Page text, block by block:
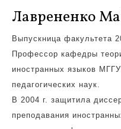
Лаврененко
Выпускница факультета
Профессор кафедры
иностранных языков
педагогических наук.
В 2004 г. защитила
преподавания